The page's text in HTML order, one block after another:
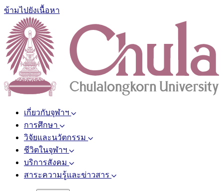
ข้ามไปยังเนื้อหา
เกี่ยวกับจุฬาฯ
การศึกษา
วิจัยและนวัตกรรม
ชีวิตในจุฬาฯ
บริการสังคม
สาระความรู้และข่าวสาร